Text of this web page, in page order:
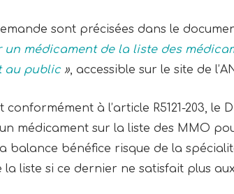
sont précisées dans le
un médicament de la liste des
au public», accessible sur le site de
à l’article R5121-203, le
médicament sur la liste des MMO
balance bénéfice risque de la
liste si ce dernier ne satisfait plus aux